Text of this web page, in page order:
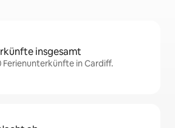
insgesamt
Ferienunterkünfte in Cardiff.